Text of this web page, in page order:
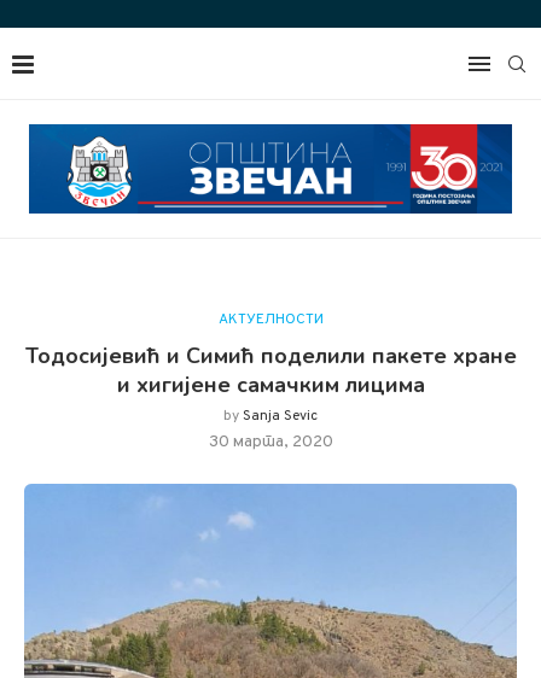
АКТУЕЛНОСТИ
Тодосијевић и Симић поделили пакете хране
и хигијене самачким лицима
bySanja Sevic
30 марта, 2020